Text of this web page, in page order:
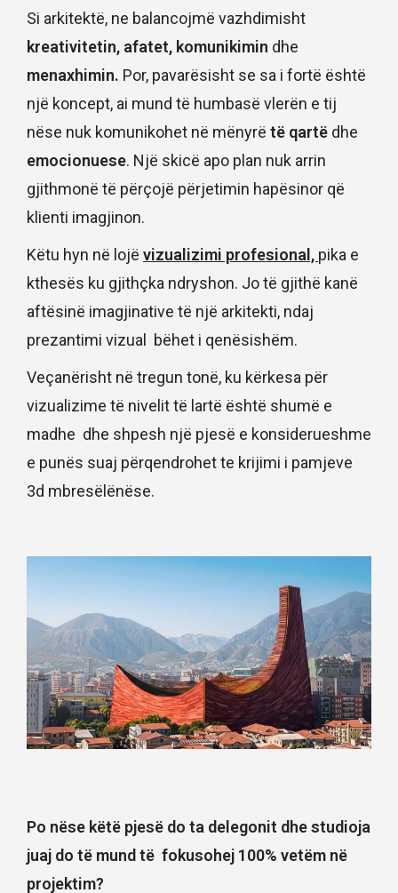
Si arkitektë, ne balancojmë vazhdimisht
kreativitetin, afatet, komunikimin dhe
menaxhimin. Por, pavarësisht se sa i fortë është
një koncept, ai mund të humbasë vlerën e tij
nëse nuk komunikohet në mënyrë të qartë dhe
emocionuese. Një skicë apo plan nuk arrin
gjithmonë të përçojë përjetimin hapësinor që
klienti imagjinon.
Këtu hyn në lojë vizualizimi profesional, pika e
kthesës ku gjithçka ndryshon. Jo të gjithë kanë
aftësinë imagjinative të një arkitekti, ndaj
prezantimi vizual bëhet i qenësishëm.
Veçanërisht në tregun tonë, ku kërkesa për
vizualizime të nivelit të lartë është shumë e
madhe dhe shpesh një pjesë e konsiderueshme
e punës suaj përqendrohet te krijimi i pamjeve
3d mbresëlënëse.
Po nëse këtë pjesë do ta delegonit dhe studioja
juaj do të mund të fokusohej 100% vetëm në
projektim?